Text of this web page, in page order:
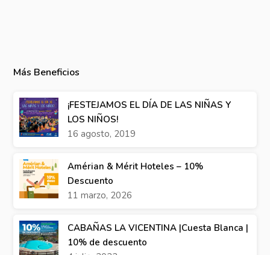
Más Beneficios
¡FESTEJAMOS EL DÍA DE LAS NIÑAS Y
LOS NIÑOS!
16 agosto, 2019
Amérian & Mérit Hoteles – 10%
Descuento
11 marzo, 2026
CABAÑAS LA VICENTINA |Cuesta Blanca |
10% de descuento